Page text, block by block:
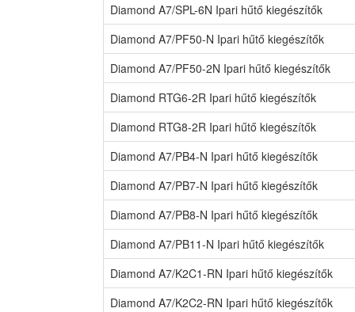
Diamond A7/SPL-6N Ipari hűtő kiegészítők
Diamond A7/PF50-N Ipari hűtő kiegészítők
Diamond A7/PF50-2N Ipari hűtő kiegészítők
Diamond RTG6-2R Ipari hűtő kiegészítők
Diamond RTG8-2R Ipari hűtő kiegészítők
Diamond A7/PB4-N Ipari hűtő kiegészítők
Diamond A7/PB7-N Ipari hűtő kiegészítők
Diamond A7/PB8-N Ipari hűtő kiegészítők
Diamond A7/PB11-N Ipari hűtő kiegészítők
Diamond A7/K2C1-RN Ipari hűtő kiegészítők
Diamond A7/K2C2-RN Ipari hűtő kiegészítők